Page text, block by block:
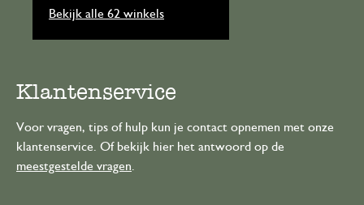
Bekijk alle 62 winkels
Klantenservice
Voor vragen, tips of hulp kun je contact opnemen met onze
klantenservice. Of bekijk hier het antwoord op de
meestgestelde vragen